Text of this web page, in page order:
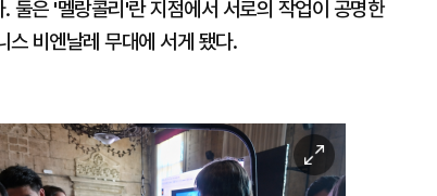
은 '멜랑콜리'란 지점에서 서로의 작업이 공명한
스 비엔날레 무대에 서게 됐다.
이
미